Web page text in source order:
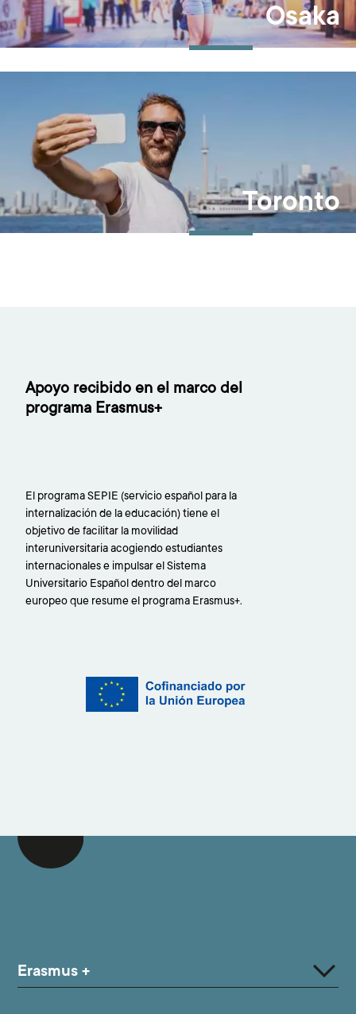
Osaka
Toronto
Apoyo recibido en el marco del
programa Erasmus+
El programa SEPIE (servicio español para la
internalización de la educación) tiene el
objetivo de facilitar la movilidad
interuniversitaria acogiendo estudiantes
internacionales e impulsar el Sistema
Universitario Español dentro del marco
europeo que resume el programa Erasmus+.